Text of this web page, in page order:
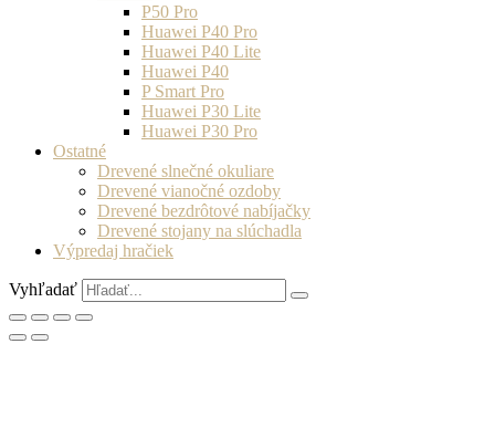
P50 Pro
Huawei P40 Pro
Huawei P40 Lite
Huawei P40
P Smart Pro
Huawei P30 Lite
Huawei P30 Pro
Ostatné
Drevené slnečné okuliare
Drevené vianočné ozdoby
Drevené bezdrôtové nabíjačky
Drevené stojany na slúchadla
Výpredaj hračiek
Vyhľadať